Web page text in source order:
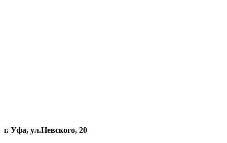
г. Уфа, ул.Невского, 20